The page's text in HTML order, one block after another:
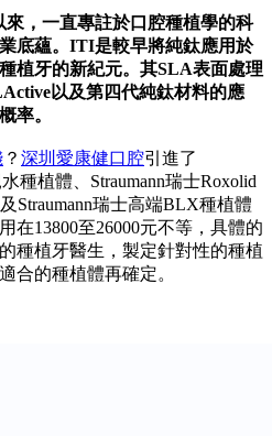
，一直專註於口腔種植學的科
底蘊。ITI是較早將純鈦應用於
植牙的新紀元。其SLA表面處理
以及第四代純鈦材料的應
率。
？ 深圳愛康健口腔引進了
種植體、Straumann瑞士Roxolid
Straumann瑞士高端BLX種植體
在13800至26000元不等，具體的
種植牙醫生，製定針對性的種植
合的種植體再確定。